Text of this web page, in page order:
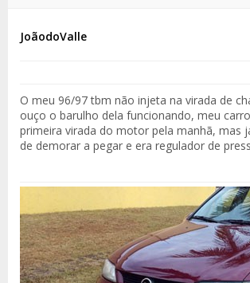
JoãodoValle
O meu 96/97 tbm não injeta na virada de
ouço o barulho dela funcionando, meu
primeira virada do motor pela manhã, mas
de demorar a pegar e era regulador de